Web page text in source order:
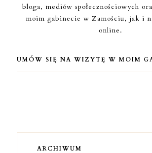
bloga, mediów społecznościowych
moim gabinecie w Zamościu, jak i
online.
UMÓW SIĘ NA WIZYTĘ W MOIM
ARCHIWUM